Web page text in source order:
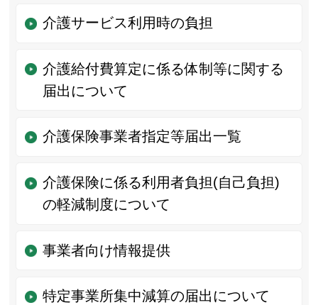
介護サービス利用時の負担
介護給付費算定に係る体制等に関する
届出について
介護保険事業者指定等届出一覧
介護保険に係る利用者負担(自己負担)
の軽減制度について
事業者向け情報提供
特定事業所集中減算の届出について